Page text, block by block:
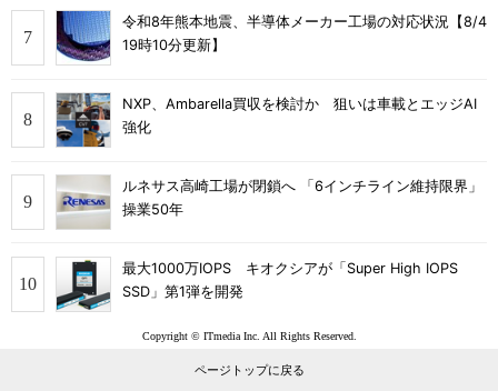
令和8年熊本地震、半導体メーカー工場の対応状況【8/4
19時10分更新】
NXP、Ambarella買収を検討か 狙いは車載とエッジAI
強化
ルネサス高崎工場が閉鎖へ 「6インチライン維持限界」
操業50年
最大1000万IOPS キオクシアが「Super High IOPS
SSD」第1弾を開発
Copyright © ITmedia Inc. All Rights Reserved.
ページトップに戻る